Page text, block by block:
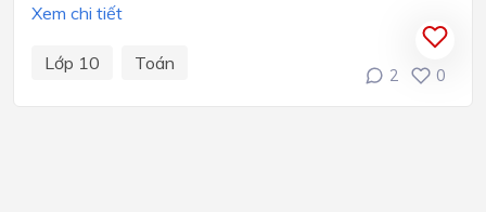
Xem chi tiết
Lớp 10 Toán
2 0